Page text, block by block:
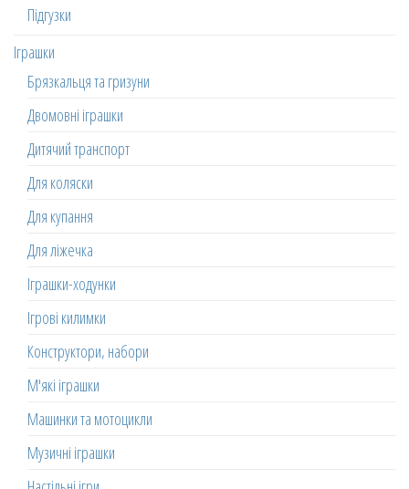
Підгузки
Іграшки
Брязкальця та гризуни
Двомовні іграшки
Дитячий транспорт
Для коляски
Для купання
Для ліжечка
Іграшки-ходунки
Ігрові килимки
Конструктори, набори
М'які іграшки
Машинки та мотоцикли
Музичні іграшки